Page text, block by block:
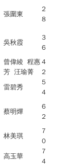
張圍東
2
8
吳秋霞
3
6
曾偉綾 程惠
芳 汪瑜菁
4
2
雷碧秀
5
4
蔡明燁
6
2
林美琪
7
0
高玉華
7
4